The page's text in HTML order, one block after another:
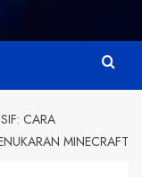
CARA
MINECRAFT